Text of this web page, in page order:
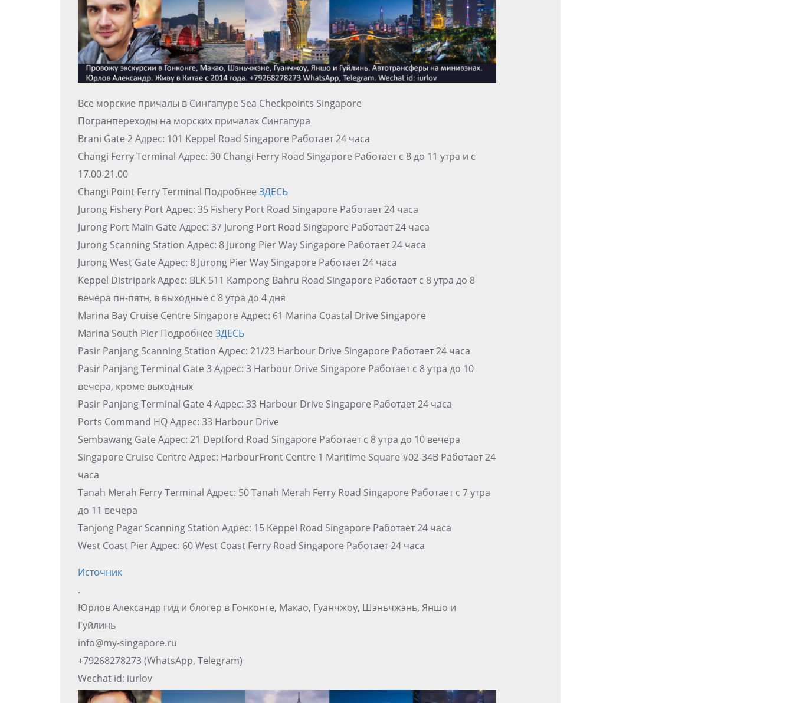
Все морские причалы в Сингапуре Sea Checkpoints Singapore
Погранпереходы на морских причалах Сингапура
Brani Gate 2 Адрес: 101 Keppel Road Singapore Работает 24 часа
Changi Ferry Terminal Адрес: 30 Changi Ferry Road Singapore Работает с 8 до 11 утра и с
17.00-21.00
Changi Point Ferry Terminal Подробнее ЗДЕСЬ
Jurong Fishery Port Адрес: 35 Fishery Port Road Singapore Работает 24 часа
Jurong Port Main Gate Адрес: 37 Jurong Port Road Singapore Работает 24 часа
Jurong Scanning Station Адрес: 8 Jurong Pier Way Singapore Работает 24 часа
Jurong West Gate Адрес: 8 Jurong Pier Way Singapore Работает 24 часа
Keppel Distripark Адрес: BLK 511 Kampong Bahru Road Singapore Работает с 8 утра до 8
вечера пн-пятн, в выходные с 8 утра до 4 дня
Marina Bay Cruise Centre Singapore Адрес: 61 Marina Coastal Drive Singapore
Marina South Pier Подробнее ЗДЕСЬ
Pasir Panjang Scanning Station Адрес: 21/23 Harbour Drive Singapore Работает 24 часа
Pasir Panjang Terminal Gate 3 Адрес: 3 Harbour Drive Singapore Работает с 8 утра до 10
вечера, кроме выходных
Pasir Panjang Terminal Gate 4 Адрес: 33 Harbour Drive Singapore Работает 24 часа
Ports Command HQ Адрес: 33 Harbour Drive
Sembawang Gate Адрес: 21 Deptford Road Singapore Работает с 8 утра до 10 вечера
Singapore Cruise Centre Адрес: HarbourFront Centre 1 Maritime Square #02-34B Работает 24
часа
Tanah Merah Ferry Terminal Адрес: 50 Tanah Merah Ferry Road Singapore Работает с 7 утра
до 11 вечера
Tanjong Pagar Scanning Station Адрес: 15 Keppel Road Singapore Работает 24 часа
West Coast Pier Адрес: 60 West Coast Ferry Road Singapore Работает 24 часа
Источник
.
Юрлов Александр гид и блогер в Гонконге, Макао, Гуанчжоу, Шэньчжэнь, Яншо и
Гуйлинь
info@my-singapore.ru
+79268278273 (WhatsApp, Telegram)
Wechat id: iurlov